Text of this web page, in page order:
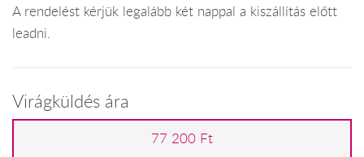
A rendelést kérjük legalább két nappal a kiszállítás előtt
leadni.
Virágküldés ára
77 200 Ft